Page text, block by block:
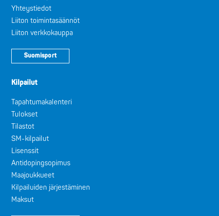
Yhteystiedot
Liiton toimintasäännöt
Liiton verkkokauppa
Suomisport
Kilpailut
Tapahtumakalenteri
Tulokset
Tilastot
SM-kilpailut
Lisenssit
Antidopingsopimus
Maajoukkueet
Kilpailuiden järjestäminen
Maksut